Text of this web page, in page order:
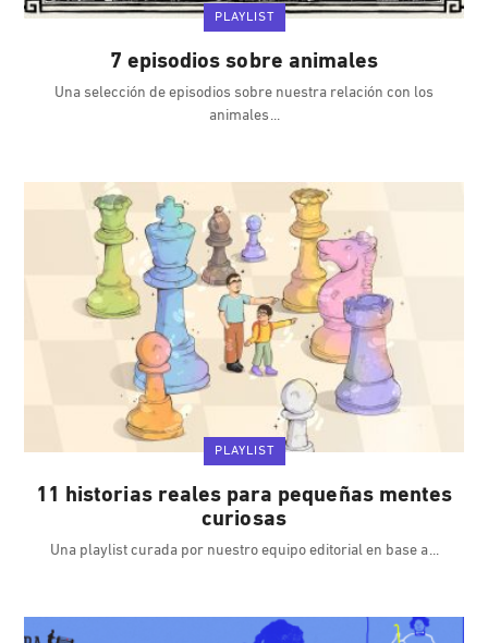
PLAYLIST
7 episodios sobre animales
Una selección de episodios sobre nuestra relación con los
animales
PLAYLIST
11 historias reales para pequeñas mentes
curiosas
Una playlist curada por nuestro equipo editorial en base a